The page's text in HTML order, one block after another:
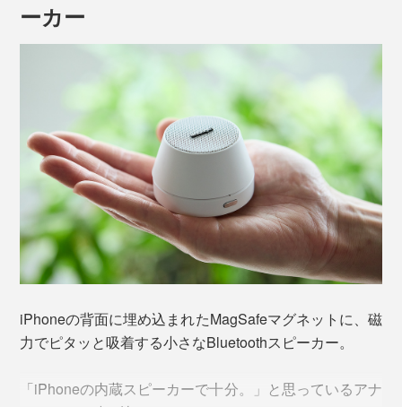
ーカー
iPhoneの背面に埋め込まれたMagSafeマグネットに、磁
力でピタッと吸着する小さなBluetoothスピーカー。
「iPhoneの内蔵スピーカーで十分。」と思っているアナ